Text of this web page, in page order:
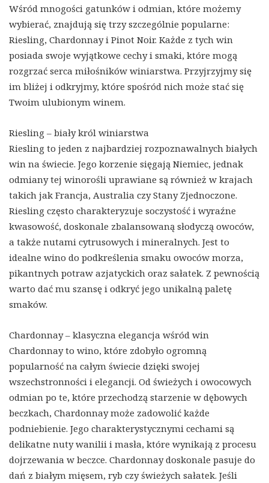
Wśród mnogości gatunków i odmian, które możemy
wybierać, znajdują się trzy szczególnie popularne:
Riesling, Chardonnay i Pinot Noir. Każde z tych win
posiada swoje wyjątkowe cechy i smaki, które mogą
rozgrzać serca miłośników winiarstwa. Przyjrzyjmy się
im bliżej i odkryjmy, które spośród nich może stać się
Twoim ulubionym winem.
Riesling – biały król winiarstwa
Riesling to jeden z najbardziej rozpoznawalnych białych
win na świecie. Jego korzenie sięgają Niemiec, jednak
odmiany tej winorośli uprawiane są również w krajach
takich jak Francja, Australia czy Stany Zjednoczone.
Riesling często charakteryzuje soczystość i wyraźne
kwasowość, doskonale zbalansowaną słodyczą owoców,
a także nutami cytrusowych i mineralnych. Jest to
idealne wino do podkreślenia smaku owoców morza,
pikantnych potraw azjatyckich oraz sałatek. Z pewnością
warto dać mu szansę i odkryć jego unikalną paletę
smaków.
Chardonnay – klasyczna elegancja wśród win
Chardonnay to wino, które zdobyło ogromną
popularność na całym świecie dzięki swojej
wszechstronności i elegancji. Od świeżych i owocowych
odmian po te, które przechodzą starzenie w dębowych
beczkach, Chardonnay może zadowolić każde
podniebienie. Jego charakterystycznymi cechami są
delikatne nuty wanilii i masła, które wynikają z procesu
dojrzewania w beczce. Chardonnay doskonale pasuje do
dań z białym mięsem, ryb czy świeżych sałatek. Jeśli